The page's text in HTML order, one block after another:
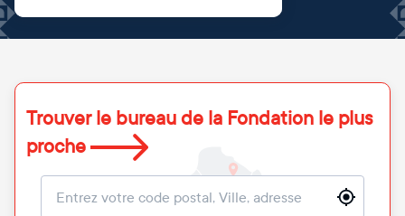
Trouver le bureau de la Fondation le plus
proche
Localisation